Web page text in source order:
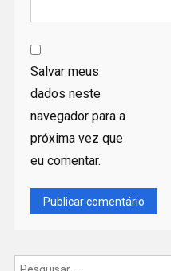
Salvar meus
dados neste
navegador para a
próxima vez que
eu comentar.